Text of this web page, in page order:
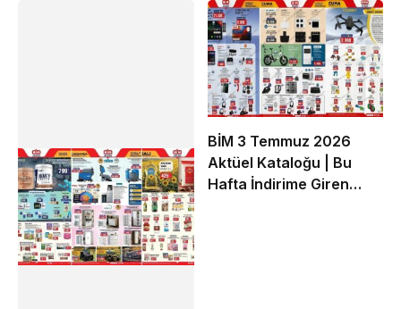
BİM 3 Temmuz 2026
Aktüel Kataloğu | Bu
Hafta İndirime Giren